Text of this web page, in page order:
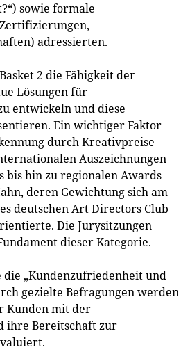
sowie formale
adressierten.
2 die Fähigkeit der
Lösungen für
entwickeln und diese
Ein wichtiger Faktor
durch Kreativpreise –
Auszeichnungen
bis hin zu regionalen Awards
deren Gewichtung sich am
deutschen Art Directors Club
Die Jurysitzungen
dieser Kate­gorie.
die „Kundenzufriedenheit und
gezielte Befragungen werden
Kunden mit der
ihre Bereitschaft zur